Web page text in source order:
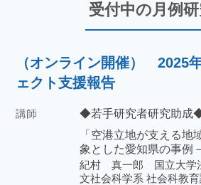
受付中の月例
（オンライン開催） 2025
ェクト支援報告
講師
◆若手研究者研究助成
「空港立地が支える地
象とした愛知県の事例
紀村 真一郎 国立大学
文社会科学系 社会科教